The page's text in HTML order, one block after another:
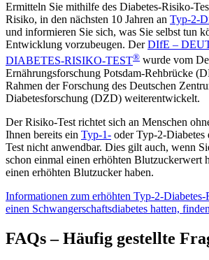
Ermitteln Sie mithilfe des Diabetes-Risiko-
Risiko, in den nächsten 10 Jahren an Typ-2-
und informieren Sie sich, was Sie selbst tun
Entwicklung vorzubeugen. DerDIfE –
DIABETES-RISIKO-TEST® wurde vom
Ernährungsforschung Potsdam-Rehbrücke
Rahmen der Forschung des Deutschen
Diabetesforschung (DZD) weiterentwickelt.
Der Risiko-Test richtet sich an Menschen
Ihnen bereits ein Typ-1- oder Typ-2-Diabetes
Test nicht anwendbar. Dies gilt auch, wenn
schon einmal einen erhöhten Blutzuckerwert
einen erhöhten Blutzucker haben.
Informationen zum erhöhten Typ-2-
einen Schwangerschaftsdiabetes hatten,
FAQs – Häufig gestellte